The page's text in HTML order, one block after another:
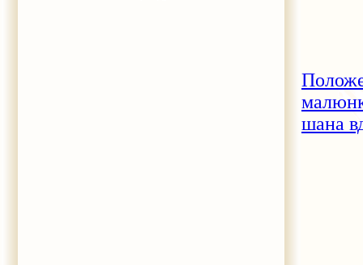
шана